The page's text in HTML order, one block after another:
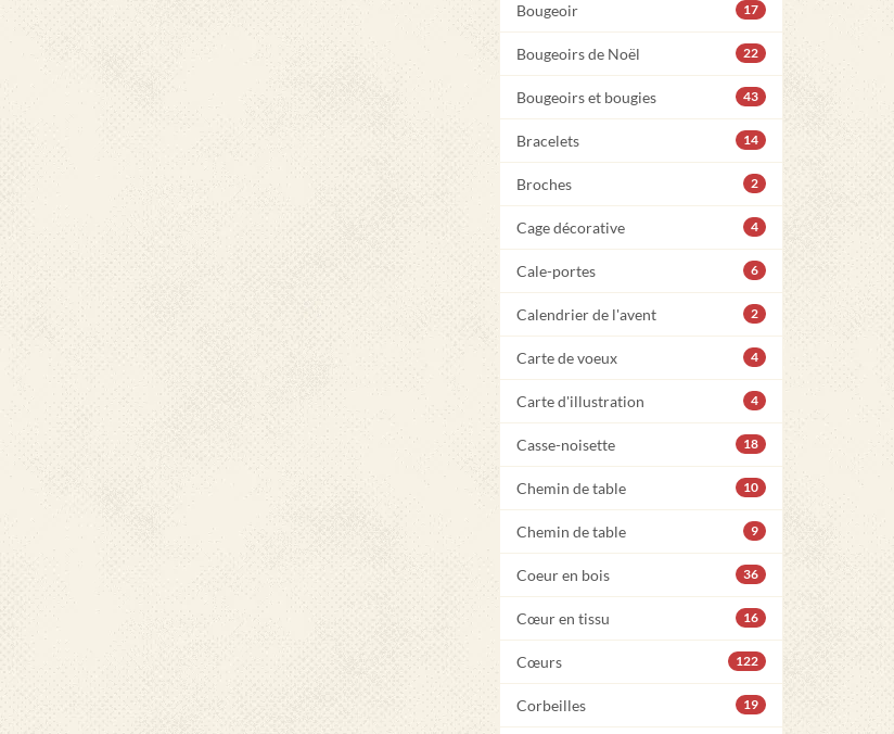
Bougeoir 17
Bougeoirs de Noël 22
Bougeoirs et bougies 43
Bracelets 14
Broches 2
Cage décorative 4
Cale-portes 6
Calendrier de l'avent 2
Carte de voeux 4
Carte d'illustration 4
Casse-noisette 18
Chemin de table 10
Chemin de table 9
Coeur en bois 36
Cœur en tissu 16
Cœurs 122
Corbeilles 19